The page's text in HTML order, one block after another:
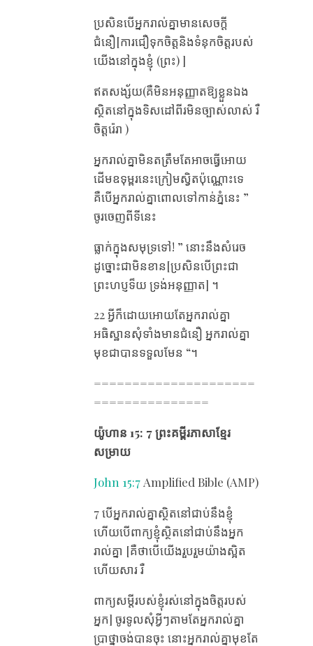
ប្រសិនបើអ្នករាល់គ្នាមានសេចក្ដី
ជំនឿ[ការជឿទុកចិត្តនិងទំនុកចិត្តរបស់
យើងនៅក្នុងខ្ញុំ (ព្រះ​) ]
ឥតសង្ស័យ(គឺមិនអនុញ្ញាតឱ្យខ្លួនឯង
ស្ថិតនៅក្នុងទិសដៅពីរមិនច្បាស់លាស់ រឺ
ចិត្តរ៉េរា )
អ្នករាល់គ្នាមិនតត្រឹមតែអាចធ្វើអោយ
ដើមឧទុម្ពរនេះក្រៀមស្វិតប៉ុណ្ណោះទេ
គឺបើអ្នករាល់គ្នាពោលទៅកាន់ភ្នំនេះ ”
ចូរចេញពីទីនេះ
ធ្លាក់ក្នុងសមុទ្រទៅ! ” នោះនឹងសំរេច
ដូច្នោះជាមិនខាន[ប្រសិនបើព្រះជា
ព្រះហប្ញទ៏យ ទ្រង់អនុញ្ញាត] ។
22 អ្វីក៏ដោយអោយតែអ្នករាល់គ្នា
អធិស្ឋានសុំទាំងមានជំនឿ អ្នករាល់គ្នា
មុខជាបានទទួលមែន “។
=====================
===============
យ៉ូហាន 15: 7 ព្រះគម្ពីរភាសាខ្មែរ
សម្រាយ
John 15:7 Amplified Bible (AMP)
7 បើអ្នករាល់គ្នាស្ថិតនៅជាប់នឹងខ្ញុំ
ហើយបើពាក្យខ្ញុំស្ថិតនៅជាប់នឹងអ្នក
រាល់គ្នា [គឺថាបើយើងរួបរួមយ៉ាងស្អិត
ហើយសារ រឺ
ពាក្យសម្តីរបស់ខ្ញុំរស់នៅក្នុងចិត្តរបស់
អ្នក] ចូរទូលសុំអ្វីៗតាមតែអ្នករាល់គ្នា
ប្រាថ្នាចង់បានចុះ​ នោះអ្នករាល់គ្នាមុខតែ